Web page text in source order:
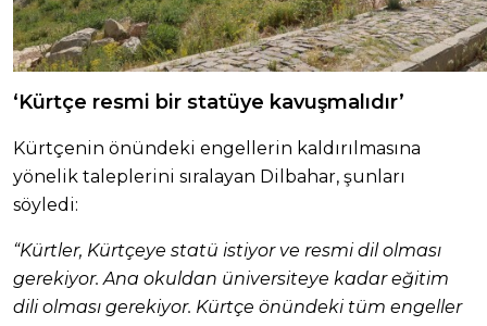
‘Kürtçe resmi bir statüye kavuşmalıdır’
Kürtçenin önündeki engellerin kaldırılmasına
yönelik taleplerini sıralayan Dilbahar, şunları
söyledi:
“Kürtler, Kürtçeye statü istiyor ve resmi dil olması
gerekiyor. Ana okuldan üniversiteye kadar eğitim
dili olması gerekiyor. Kürtçe önündeki tüm engeller